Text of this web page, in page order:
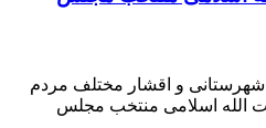
شهرستانی و اقشار مختلف مردم
الله اسلامی منتخب مجلس